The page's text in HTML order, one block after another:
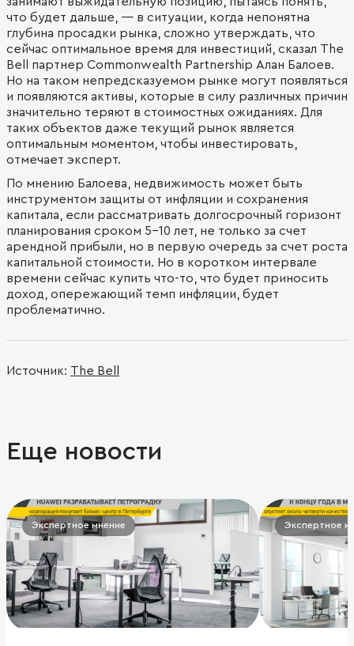
что будет дальше, — в ситуации, когда непонятна
глубина просадки рынка, сложно утверждать, что
сейчас оптимальное время для инвестиций, сказал The
Bell партнер Commonwealth Partnership Алан Балоев.
Но на таком непредсказуемом рынке могут появляться
и появляются активы, которые в силу различных причин
значительно теряют в стоимостных ожиданиях. Для
таких объектов даже текущий рынок является
оптимальным моментом, чтобы инвестировать,
отмечает эксперт.
По мнению Балоева, недвижимость может быть
инструментом защиты от инфляции и сохранения
капитала, если рассматривать долгосрочный горизонт
планирования сроком 5–10 лет, не только за счет
арендной прибыли, но в первую очередь за счет роста
капитальной стоимости. Но в коротком интервале
времени сейчас купить что-то, что будет приносить
доход, опережающий темп инфляции, будет
проблематично.
Источник: The Bell
Еще новости
Экспертное мнение Экспертное